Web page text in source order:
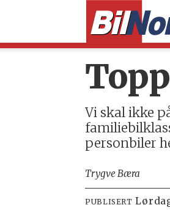
Vi skal ikke
personbiler
Trygve Bæra
PUBLISERT